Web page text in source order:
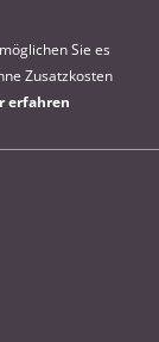
Sie es
Zusatzkosten
erfahren